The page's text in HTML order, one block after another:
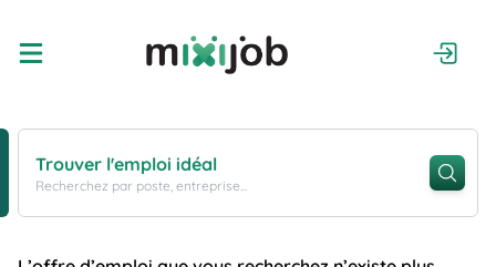
Trouver l'emploi idéal
Recherchez par poste, entreprise...